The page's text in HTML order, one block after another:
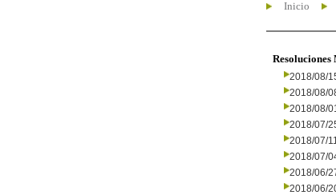
Inicio
2018/08/
2018/08/
2018/08/
2018/07/
2018/07/
2018/07/
2018/06/
2018/06/